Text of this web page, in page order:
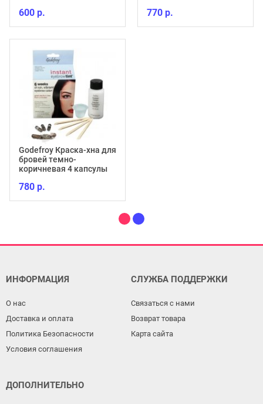
600 р.
Godefroy Краска-хна для
бровей темно-
коричневая 4 капсулы
780 р.
770 р.
ИНФОРМАЦИЯ
О нас
Доставка и оплата
Политика Безопасности
Условия соглашения
СЛУЖБА ПОДДЕРЖКИ
Связаться с нами
Возврат товара
Карта сайта
ДОПОЛНИТЕЛЬНО